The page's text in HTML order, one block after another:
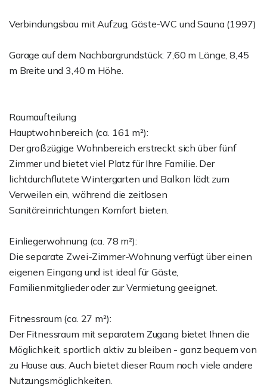
Verbindungsbau mit Aufzug, Gäste-WC und Sauna (1997)
Garage auf dem Nachbargrundstück: 7,60 m Länge, 8,45
m Breite und 3,40 m Höhe.
Raumaufteilung
Hauptwohnbereich (ca. 161 m²):
Der großzügige Wohnbereich erstreckt sich über fünf
Zimmer und bietet viel Platz für Ihre Familie. Der
lichtdurchflutete Wintergarten und Balkon lädt zum
Verweilen ein, während die zeitlosen
Sanitäreinrichtungen Komfort bieten.
Einliegerwohnung (ca. 78 m²):
Die separate Zwei-Zimmer-Wohnung verfügt über einen
eigenen Eingang und ist ideal für Gäste,
Familienmitglieder oder zur Vermietung geeignet.
Fitnessraum (ca. 27 m²):
Der Fitnessraum mit separatem Zugang bietet Ihnen die
Möglichkeit, sportlich aktiv zu bleiben - ganz bequem von
zu Hause aus. Auch bietet dieser Raum noch viele andere
Nutzungsmöglichkeiten.